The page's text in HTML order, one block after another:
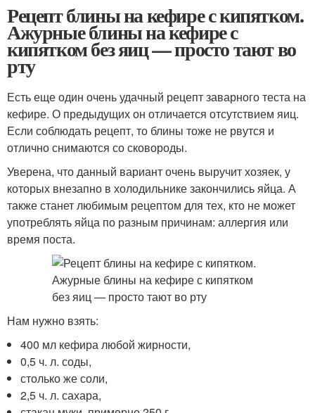
Рецепт блины на кефире с кипятком.
Ажурные блины на кефире с
кипятком без яиц — просто тают во
рту
Есть еще один очень удачный рецепт заварного теста на
кефире. О предыдущих он отличается отсутствием яиц.
Если соблюдать рецепт, то блины тоже не рвутся и
отлично снимаются со сковороды.
Уверена, что данный вариант очень выручит хозяек, у
которых внезапно в холодильнике закончились яйца. А
также станет любимым рецептом для тех, кто не может
употреблять яйца по разным причинам: аллергия или
время поста.
Нам нужно взять:
400 мл кефира любой жирности,
0,5 ч. л. соды,
столько же соли,
2,5 ч. л. сахара,